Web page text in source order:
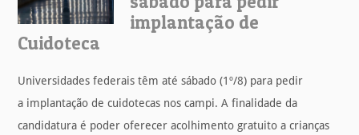
implantação de
Cuidoteca
Universidades federais têm até sábado (1º/8) para pedir
a implantação de cuidotecas nos campi. A finalidade da
candidatura é poder oferecer acolhimento gratuito a crianças